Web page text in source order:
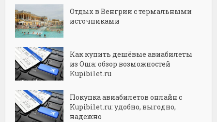
Отдых в Венгрии с термальными
источниками
Как купить дешёвые авиабилеты
из Оша: обзор возможностей
Kupibilet.ru
Покупка авиабилетов онлайн с
Kupibilet.ru: удобно, выгодно,
надежно